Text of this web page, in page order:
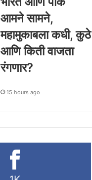
आमने सामने,
महामुकाबला कधी, कुठे
आणि किती वाजता
रंगणार?
15 hours ago